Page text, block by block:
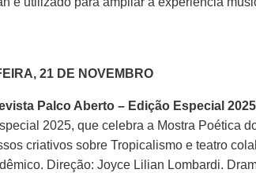
21 DE NOVEMBRO
Palco Aberto – Edição Especial
2025, que celebra a Mostra Poética
criativos sobre Tropicalismo e teatro
Direção: Joyce Lilian Lombardi.